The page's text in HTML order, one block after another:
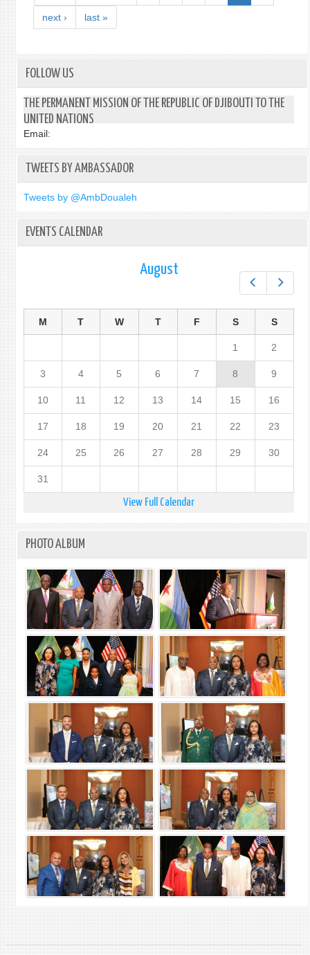
next › last »
FOLLOW US
THE PERMANENT MISSION OF THE REPUBLIC OF DJIBOUTI TO THE
UNITED NATIONS
Email:
TWEETS BY AMBASSADOR
Tweets by @AmbDoualeh
EVENTS CALENDAR
August
M T W T F S S
1 2
3 4 5 6 7 8 9
10 11 12 13 14 15 16
17 18 19 20 21 22 23
24 25 26 27 28 29 30
31
View Full Calendar
PHOTO ALBUM